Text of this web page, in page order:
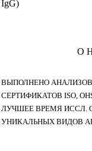
IgG)
О
ВЫПОЛНЕНО АНАЛИЗОВ
СЕРТИФИКАТОВ ISO,
ЛУЧШЕЕ ВРЕМЯ ИССЛ.
УНИКАЛЬНЫХ ВИДОВ